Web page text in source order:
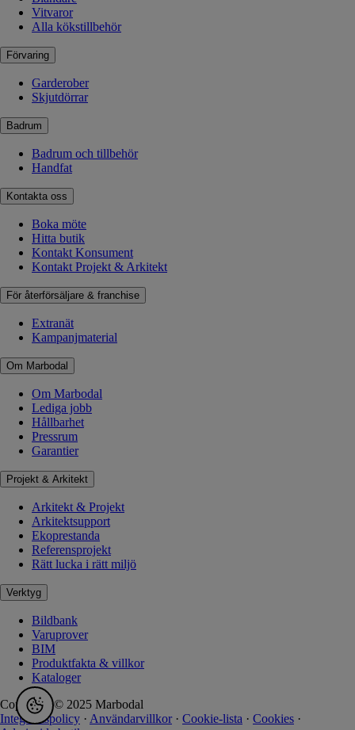
Vitvaror
Alla kökstillbehör
Förvaring
Garderober
Skjutdörrar
Badrum
Badrum och tillbehör
Handfat
Kontakta oss
Boka möte
Hitta butik
Kontakt Konsument
Kontakt Projekt & Arkitekt
För återförsäljare & franchise
Extranät
Kampanjmaterial
Om Marbodal
Om Marbodal
Lediga jobb
Hållbarhet
Pressrum
Garantier
Projekt & Arkitekt
Arkitekt & Projekt
Arkitektsupport
Ekoprestanda
Referensprojekt
Rätt lucka i rätt miljö
Verktyg
Bildbank
Varuprover
BIM
Produktfakta & villkor
Kataloger
Copyright © 2025 Marbodal
Integritetspolicy · Användarvillkor · Cookie-lista · Cookies ·